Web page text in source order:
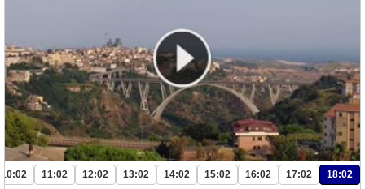
10:02 11:02 12:02 13:02 14:02 15:02 16:02 17:02 18:02